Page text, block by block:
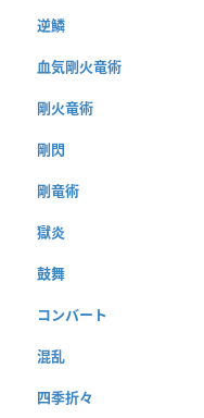
逆鱗
血気剛火竜術
剛火竜術
剛閃
剛竜術
獄炎
鼓舞
コンバート
混乱
四季折々